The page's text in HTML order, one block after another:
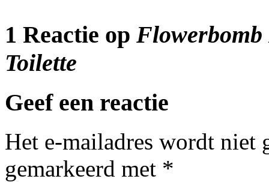
1 Reactie op Flowerbomb
Toilette
Geef een reactie
Het e-mailadres wordt niet
gemarkeerd met *